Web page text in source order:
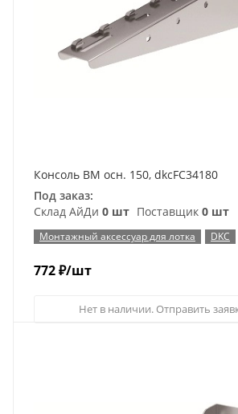
Консоль ВМ осн. 150, dkcFC34180
Под заказ:
Склад АйДи 0 шт Поставщик 0 шт
Монтажный аксессуар для лотка DKC
772₽/шт
Нет в наличии. Отправить